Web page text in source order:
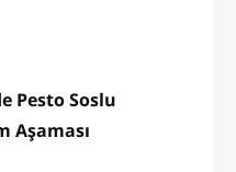
Pesto Soslu
Aşaması